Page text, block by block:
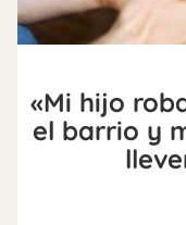
«Mi hijo
el barrio y